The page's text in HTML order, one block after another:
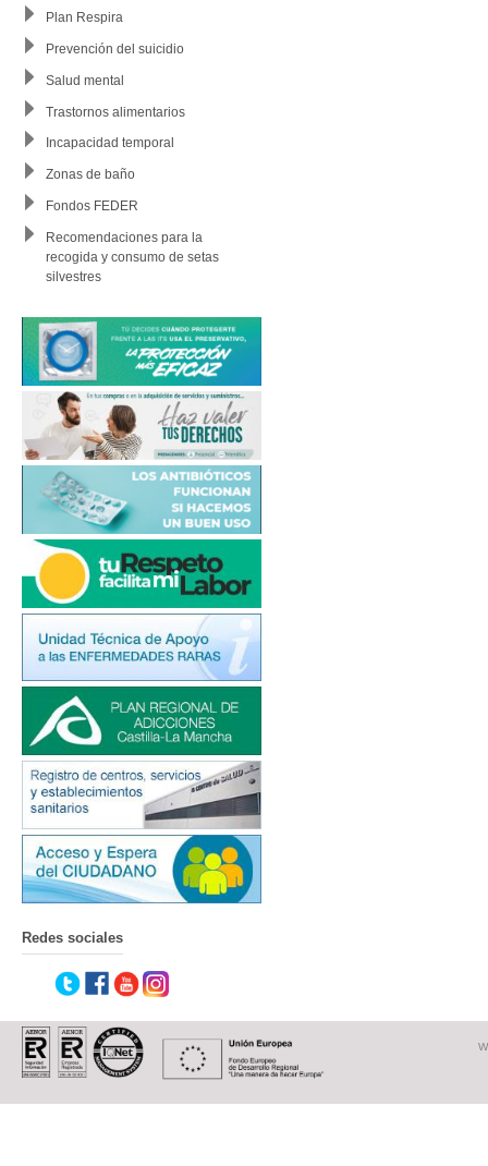
Plan Respira
Prevención del suicidio
Salud mental
Trastornos alimentarios
Incapacidad temporal
Zonas de baño
Fondos FEDER
Recomendaciones para la
recogida y consumo de setas
silvestres
Redes sociales